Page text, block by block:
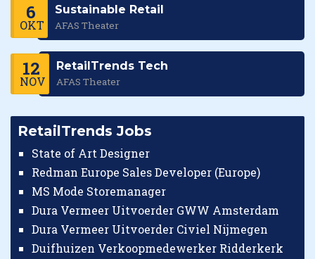
6
OKT
Sustainable Retail
AFAS Theater
12
NOV
RetailTrends Tech
AFAS Theater
RetailTrends Jobs
State of Art Designer
Redman Europe Sales Developer (Europe)
MS Mode Storemanager
Dura Vermeer Uitvoerder GWW Amsterdam
Dura Vermeer Uitvoerder Civiel Nijmegen
Duifhuizen Verkoopmedewerker Ridderkerk